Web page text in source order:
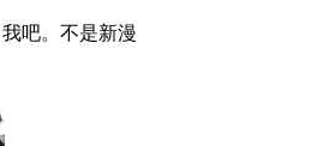
吧。不是新漫